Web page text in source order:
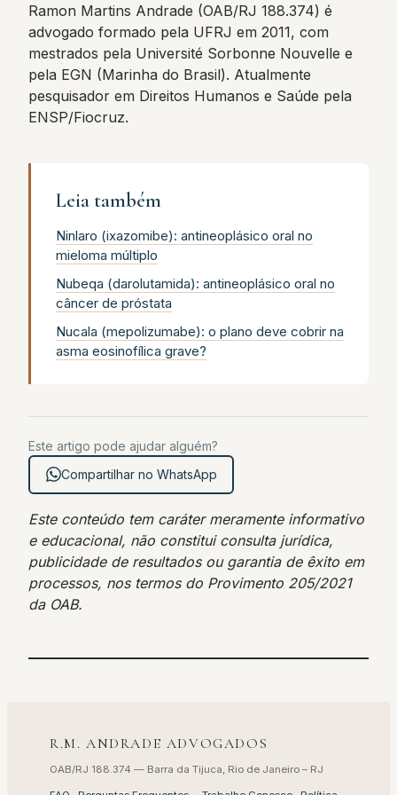
Ramon Martins Andrade (OAB/RJ 188.374) é
advogado formado pela UFRJ em 2011, com
mestrados pela Université Sorbonne Nouvelle e
pela EGN (Marinha do Brasil). Atualmente
pesquisador em Direitos Humanos e Saúde pela
ENSP/Fiocruz.
Leia também
Ninlaro (ixazomibe): antineoplásico oral no
mieloma múltiplo
Nubeqa (darolutamida): antineoplásico oral no
câncer de próstata
Nucala (mepolizumabe): o plano deve cobrir na
asma eosinofílica grave?
Este artigo pode ajudar alguém?
Compartilhar no WhatsApp
Este conteúdo tem caráter meramente informativo
e educacional, não constitui consulta jurídica,
publicidade de resultados ou garantia de êxito em
processos, nos termos do Provimento 205/2021
da OAB.
R.M. ANDRADE ADVOGADOS
OAB/RJ 188.374 — Barra da Tijuca, Rio de Janeiro – RJ